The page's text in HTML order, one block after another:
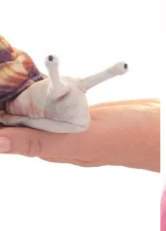
in Rosa-Weiß mit
Greiforganen,